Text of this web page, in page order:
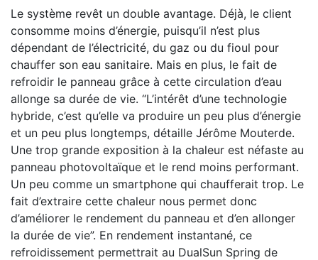
Le système revêt un double avantage. Déjà, le client
consomme moins d’énergie, puisqu’il n’est plus
dépendant de l’électricité, du gaz ou du fioul pour
chauffer son eau sanitaire. Mais en plus, le fait de
refroidir le panneau grâce à cette circulation d’eau
allonge sa durée de vie. “L’intérêt d’une technologie
hybride, c’est qu’elle va produire un peu plus d’énergie
et un peu plus longtemps, détaille Jérôme Mouterde.
Une trop grande exposition à la chaleur est néfaste au
panneau photovoltaïque et le rend moins performant.
Un peu comme un smartphone qui chaufferait trop. Le
fait d’extraire cette chaleur nous permet donc
d’améliorer le rendement du panneau et d’en allonger
la durée de vie”. En rendement instantané, ce
refroidissement permettrait au DualSun Spring de